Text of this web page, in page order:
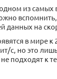
из
данных на
в мире к
с, но это
подходят к